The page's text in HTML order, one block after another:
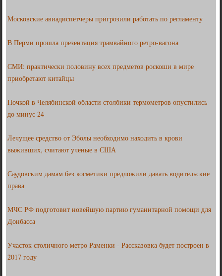
Московские авиадиспетчеры пригрозили работать по регламенту
В Перми прошла презентация трамвайного ретро-вагона
СМИ: практически половину всех предметов роскоши в мире
приобретают китайцы
Ночкой в Челябинской области столбики термометров опустились
до минус 24
Лечущее средство от Эболы необходимо находить в крови
выживших, считают ученые в США
Саудовским дамам без косметики предложили давать водительские
права
МЧС РФ подготовит новейшую партию гуманитарной помощи для
Донбасса
Участок столичного метро Раменки - Рассказовка будет построен в
2017 году